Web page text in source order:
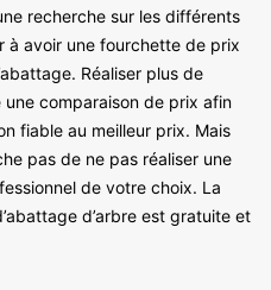
recherche sur les différents
à avoir une fourchette de prix
Réaliser plus de
comparaison de prix afin
fiable au meilleur prix. Mais
pas de ne pas réaliser une
de votre choix. La
d’arbre est gratuite et